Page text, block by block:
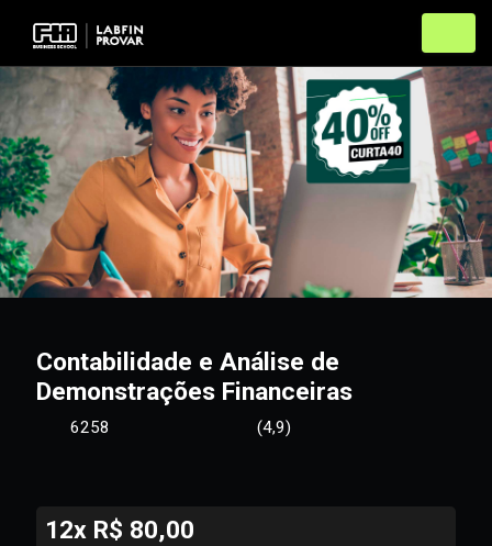
Contabilidade e Análise de
Demonstrações Financeiras